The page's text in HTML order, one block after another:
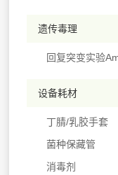
遗传毒理
回复突变实验
设备耗材
丁腈/乳胶手套
菌种保藏管
消毒剂